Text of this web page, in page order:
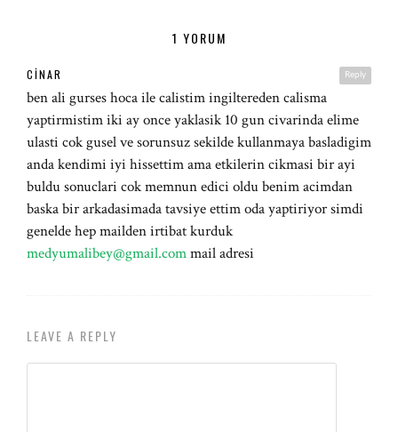
1 YORUM
Reply
CINAR
ben ali gurses hoca ile calistim ingiltereden calisma
yaptirmistim iki ay once yaklasik 10 gun civarinda elime
ulasti cok gusel ve sorunsuz sekilde kullanmaya basladigim
anda kendimi iyi hissettim ama etkilerin cikmasi bir ayi
buldu sonuclari cok memnun edici oldu benim acimdan
baska bir arkadasimada tavsiye ettim oda yaptiriyor simdi
genelde hep mailden irtibat kurduk
medyumalibey@gmail.commail adresi
LEAVE A REPLY